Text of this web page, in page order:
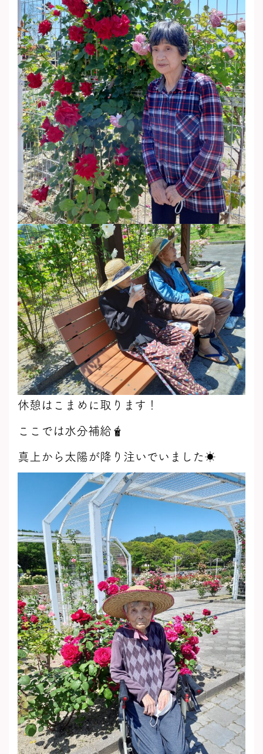
休憩はこまめに取ります！
ここでは水分補給🧋
真上から太陽が降り注いでいました☀️